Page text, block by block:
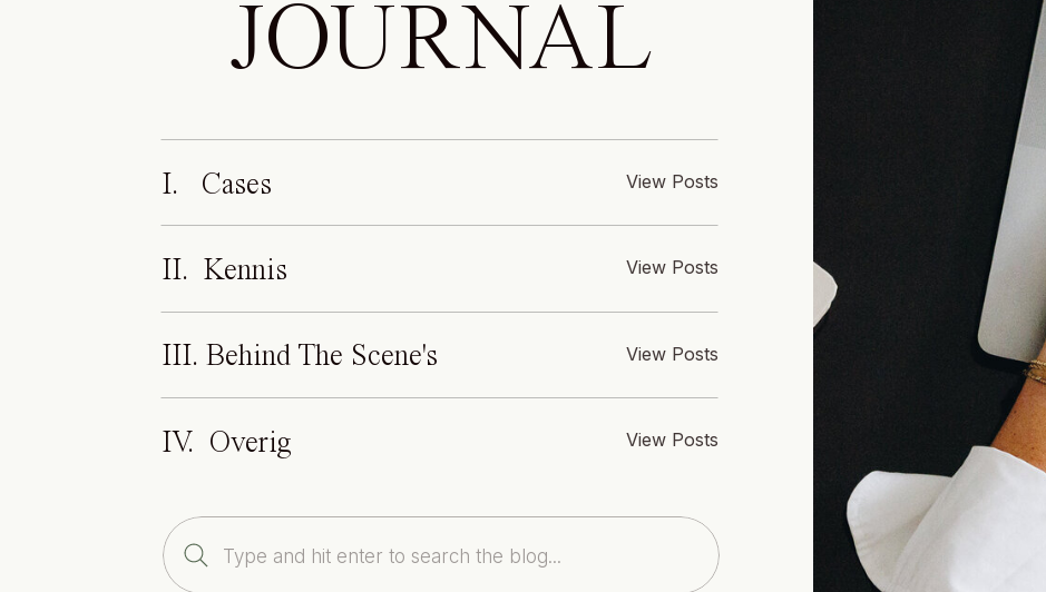
JOURNAL
I. Cases View Posts
II. Kennis View Posts
III. Behind The Scene's View Posts
IV. Overig View Posts
Search
for: